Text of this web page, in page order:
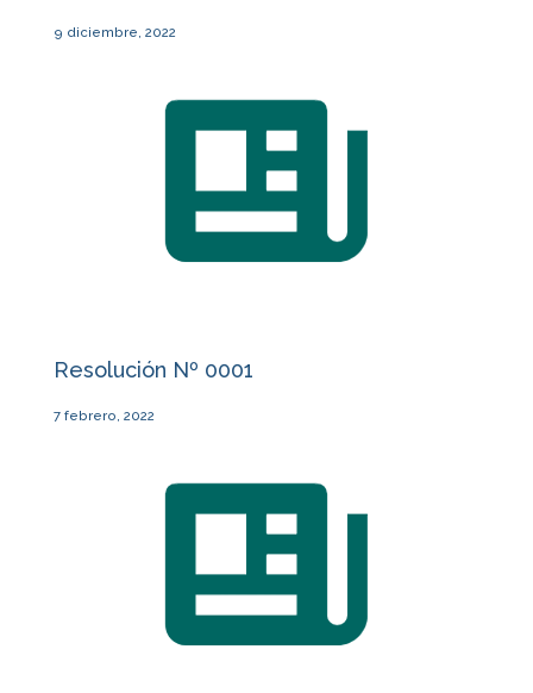
9 diciembre, 2022
Resolución Nº 0001
7 febrero, 2022